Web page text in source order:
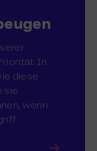
In
diese
sie
wenn